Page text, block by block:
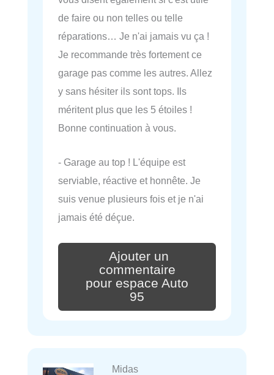
de faire ou non telles ou telle
réparations… Je n'ai jamais vu ça !
Je recommande très fortement ce
garage pas comme les autres. Allez
y sans hésiter ils sont tops. Ils
méritent plus que les 5 étoiles !
Bonne continuation à vous.
- Garage au top ! L'équipe est
serviable, réactive et honnête. Je
suis venue plusieurs fois et je n'ai
jamais été déçue.
Ajouter un
commentaire
pour espace Auto
95
Midas